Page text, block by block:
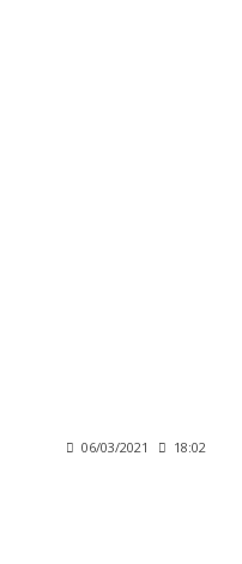
06/03/2021 18:02